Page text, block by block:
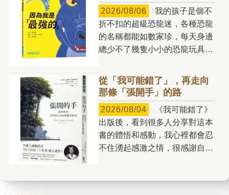
不拔，對自己和身邊的人十分吝
嗇，雖然坐擁龐大財富，但卻
「窮得只剩下錢」；有的人花錢
如流水，毫無節制地透支自己的
別，將錢用得精準有度，過著自
在富足的人生。 金錢能夠以
驚人的方式形塑人們的生命。如
果你不思考如何正確地用錢，錢
就會來用你，它會控制你，會把
你變成它的囚犯，毫不留情，且
處扎根。但張貴興就如任何忠實
於創作的小說家，不斷用小說探
索更多的人間樣態，貢獻給讀者
們，也因而成就《2084》這樣
的大跨越，台北成為小說主要場
有」的筆力，讓這個地方的某些
靈魂甦醒，讓某些發自於此地的
獨特次聲波能被感知。 如果
不是張貴興，我們看不到這樣的
台北，就如同如果沒有張貴興，
我們看不到那樣的婆羅洲。
愛欲是《2084》中一支突出的
祿，對他的摯愛梅兒述說他與多
2026/08/06
折不扣的超級恐龍迷，各種恐龍
的名稱都能如數家珍，每天身邊
總少不了幾隻小小的恐龍玩具。
建各自的「世界」：有時將牠們
分成草食性與肉食性兩大區域，
有時則依照生活環境，安排在海
洋或陸地棲息；甚至還會仿照電
影《侏羅紀公園》的情境，為某
些恐龍設置特別管制區。 孩
子在恐龍玩具的世界裡遊戲時，
從「我可能錯了」，再走向
那條「張開手」的路
2026/08/04
出版後，看到很多人分享對這本
書的體悟和感動，我心裡都會忍
不住湧起感激之情，很感謝自己